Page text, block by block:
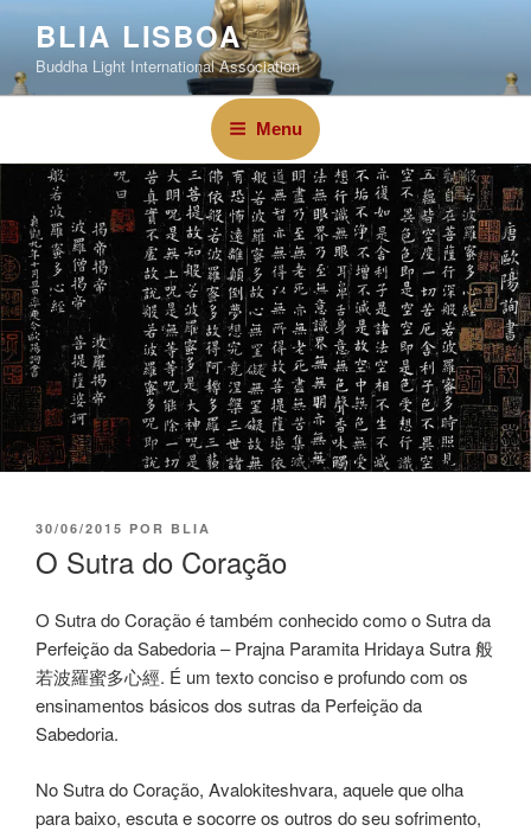
BLIA LISBOA
Buddha Light International Association
Menu
30/06/2015 POR BLIA
O Sutra do Coração
O Sutra do Coração é também conhecido como o Sutra da
Perfeição da Sabedoria – Prajna Paramita Hridaya Sutra 般
若波羅蜜多心經. É um texto conciso e profundo com os
ensinamentos básicos dos sutras da Perfeição da
Sabedoria.
No Sutra do Coração, Avalokiteshvara, aquele que olha
para baixo, escuta e socorre os outros do seu sofrimento,